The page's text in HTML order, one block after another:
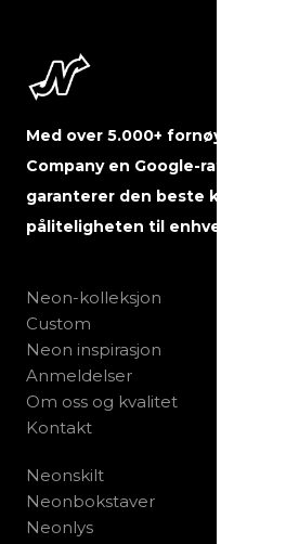
Med over 5.000+ fornøyde
Company en Google-rating på 5
garanterer den beste kvaliteten,
påliteligheten til enhver tid.
Neon-kolleksjon
Custom
Neon inspirasjon
Anmeldelser
Om oss og kvalitet
Kontakt
Neonskilt
Neonbokstaver
Neonlys